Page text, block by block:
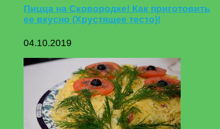
Пицца на Сковородке! Как приготовить
ее вкусно (Хрустящее тесто)!
04.10.2019